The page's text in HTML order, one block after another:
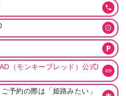
（モンキーブレッド）公式I
予約の際は「姫路みたい」